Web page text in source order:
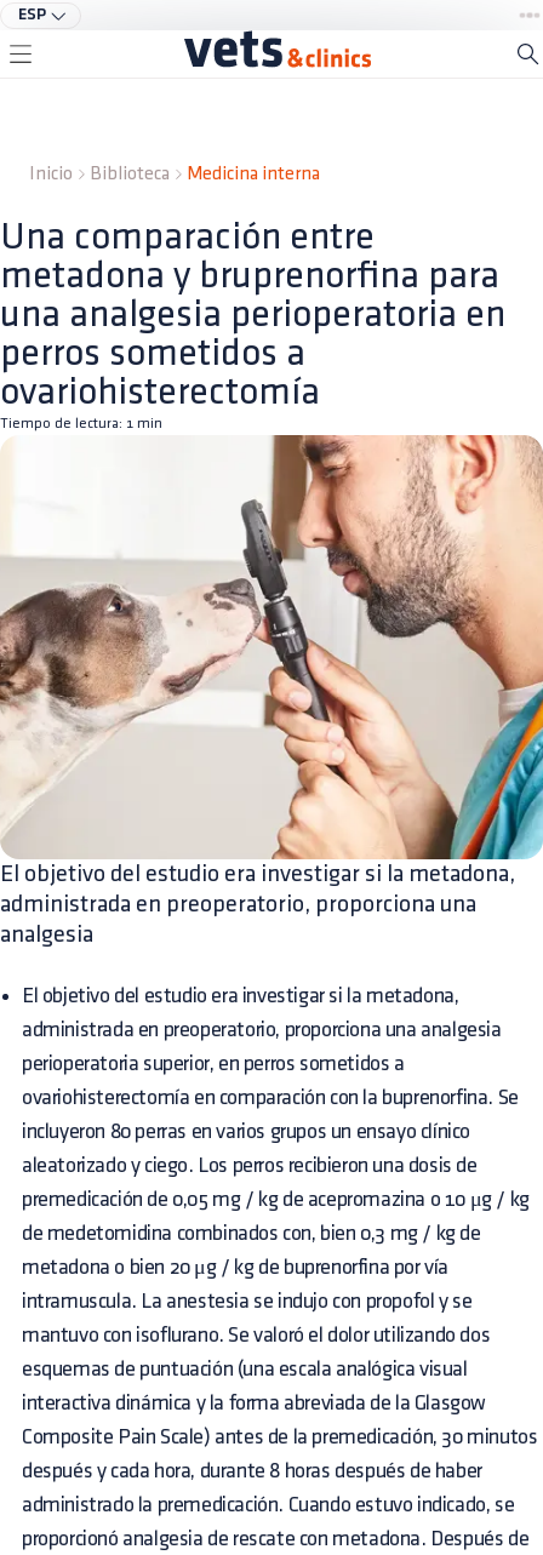
ESP
Inicio Biblioteca Medicina interna
Una comparación entre
metadona y bruprenorfina para
una analgesia perioperatoria en
perros sometidos a
ovariohisterectomía
Tiempo de lectura: 1 min
El objetivo del estudio era investigar si la metadona,
administrada en preoperatorio, proporciona una
analgesia
El objetivo del estudio era investigar si la metadona,
administrada en preoperatorio, proporciona una analgesia
perioperatoria superior, en perros sometidos a
ovariohisterectomía en comparación con la buprenorfina. Se
incluyeron 80 perras en varios grupos un ensayo clínico
aleatorizado y ciego. Los perros recibieron una dosis de
premedicación de 0,05 mg / kg de acepromazina o 10 μg / kg
de medetomidina combinados con, bien 0,3 mg / kg de
metadona o bien 20 μg / kg de buprenorfina por vía
intramuscula. La anestesia se indujo con propofol y se
mantuvo con isoflurano. Se valoró el dolor utilizando dos
esquemas de puntuación (una escala analógica visual
interactiva dinámica y la forma abreviada de la Glasgow
Composite Pain Scale) antes de la premedicación, 30 minutos
después y cada hora, durante 8 horas después de haber
administrado la premedicación. Cuando estuvo indicado, se
proporcionó analgesia de rescate con metadona. Después de